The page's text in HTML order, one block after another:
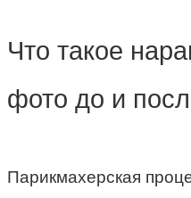
Что такое
фото до и
Парикмахерская